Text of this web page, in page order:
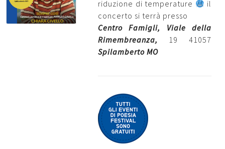
riduzione di temperature
il
concerto si terrà presso
Centro Famigli, Viale della
Rimembreanza, 19 41057
Spilamberto MO